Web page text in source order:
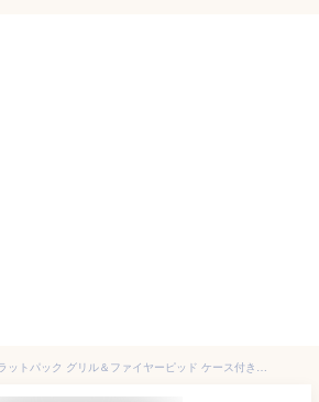
UCO（ユーコ)「フラットパック グリル＆ファイヤーピッド ケース付き」焚き火台 キャンプ BBQ 折りたたみ可能 収納 コンパクト ステンレス